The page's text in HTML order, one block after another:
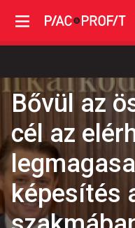
Bővül az
cél az
képesítés